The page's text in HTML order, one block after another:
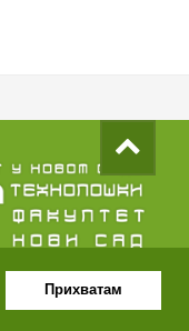
Прихватам
Developed by denode